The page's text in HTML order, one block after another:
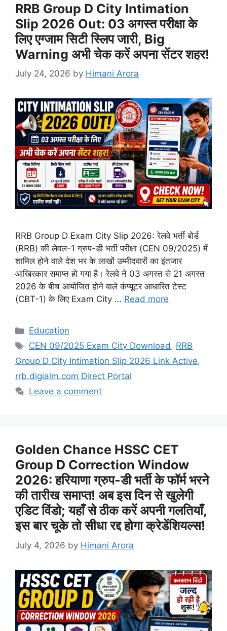
RRB Group D City Intimation
Slip 2026 Out: 03 अगस्त परीक्षा के
लिए एग्जाम सिटी स्लिप जारी, Big
Warning अभी चेक करें अपना सेंटर शहर!
July 24, 2026 by Himani Arora
RRB Group D Exam City Slip 2026: रेलवे भर्ती बोर्ड
(RRB) की लेवल-1 ग्रुप-डी भर्ती परीक्षा (CEN 09/2025) में
शामिल होने वाले देश भर के लाखों उम्मीदवारों का इंतजार
आखिरकार समाप्त हो गया है। रेलवे ने 03 अगस्त से 21 अगस्त
2026 के बीच आयोजित होने वाले कंप्यूटर आधारित टेस्ट
(CBT-1) के लिए Exam City … Read more
Categories
Education
Tags
CEN 09/2025 Exam City Download, RRB
Group D City Intimation Slip 2026 Link Active,
rrb.digialm.com Direct Portal
Leave a comment
Golden Chance HSSC CET
Group D Correction Window
2026: हरियाणा ग्रुप-डी भर्ती के फॉर्म भरने
की तारीख समाप्त! अब इस दिन से खुलेगी
एडिट विंडो; यहाँ से ठीक करें अपनी गलतियाँ,
इस बार चूके तो सीधा रद्द होगा क्रेडेंशियल्स!
July 4, 2026 by Himani Arora